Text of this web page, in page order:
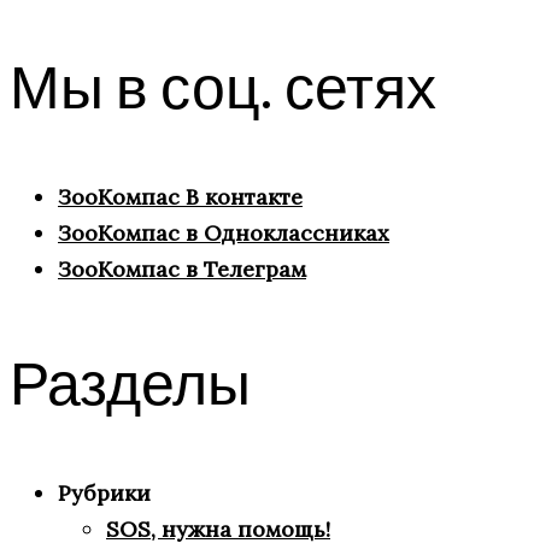
Мы в соц. сетях
ЗооКомпас В контакте
ЗооКомпас в Одноклассниках
ЗооКомпас в Телеграм
Разделы
Рубрики
SOS, нужна помощь!